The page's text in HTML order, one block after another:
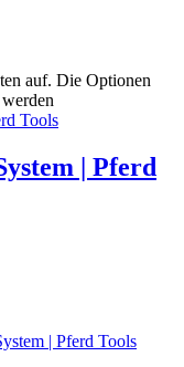
auf. Die Optionen
| Pferd